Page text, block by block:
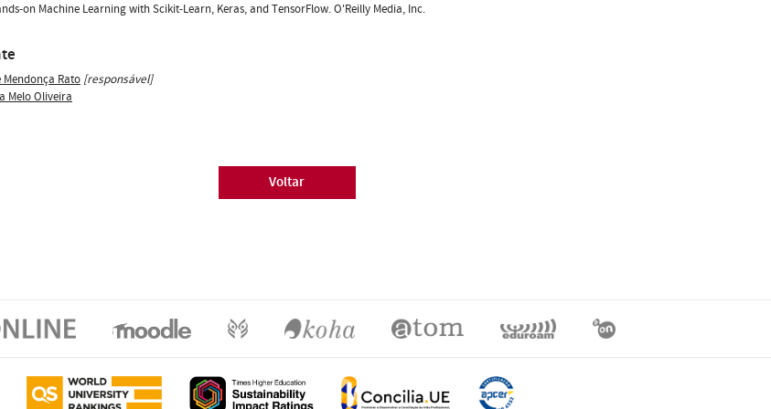
on Machine Learning with Scikit-Learn, Keras, and TensorFlow. O'Reilly Media, Inc.
Mendonça Rato [responsável]
Melo Oliveira
Voltar